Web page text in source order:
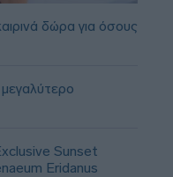
δώρα για όσους
Sunset
Eridanus